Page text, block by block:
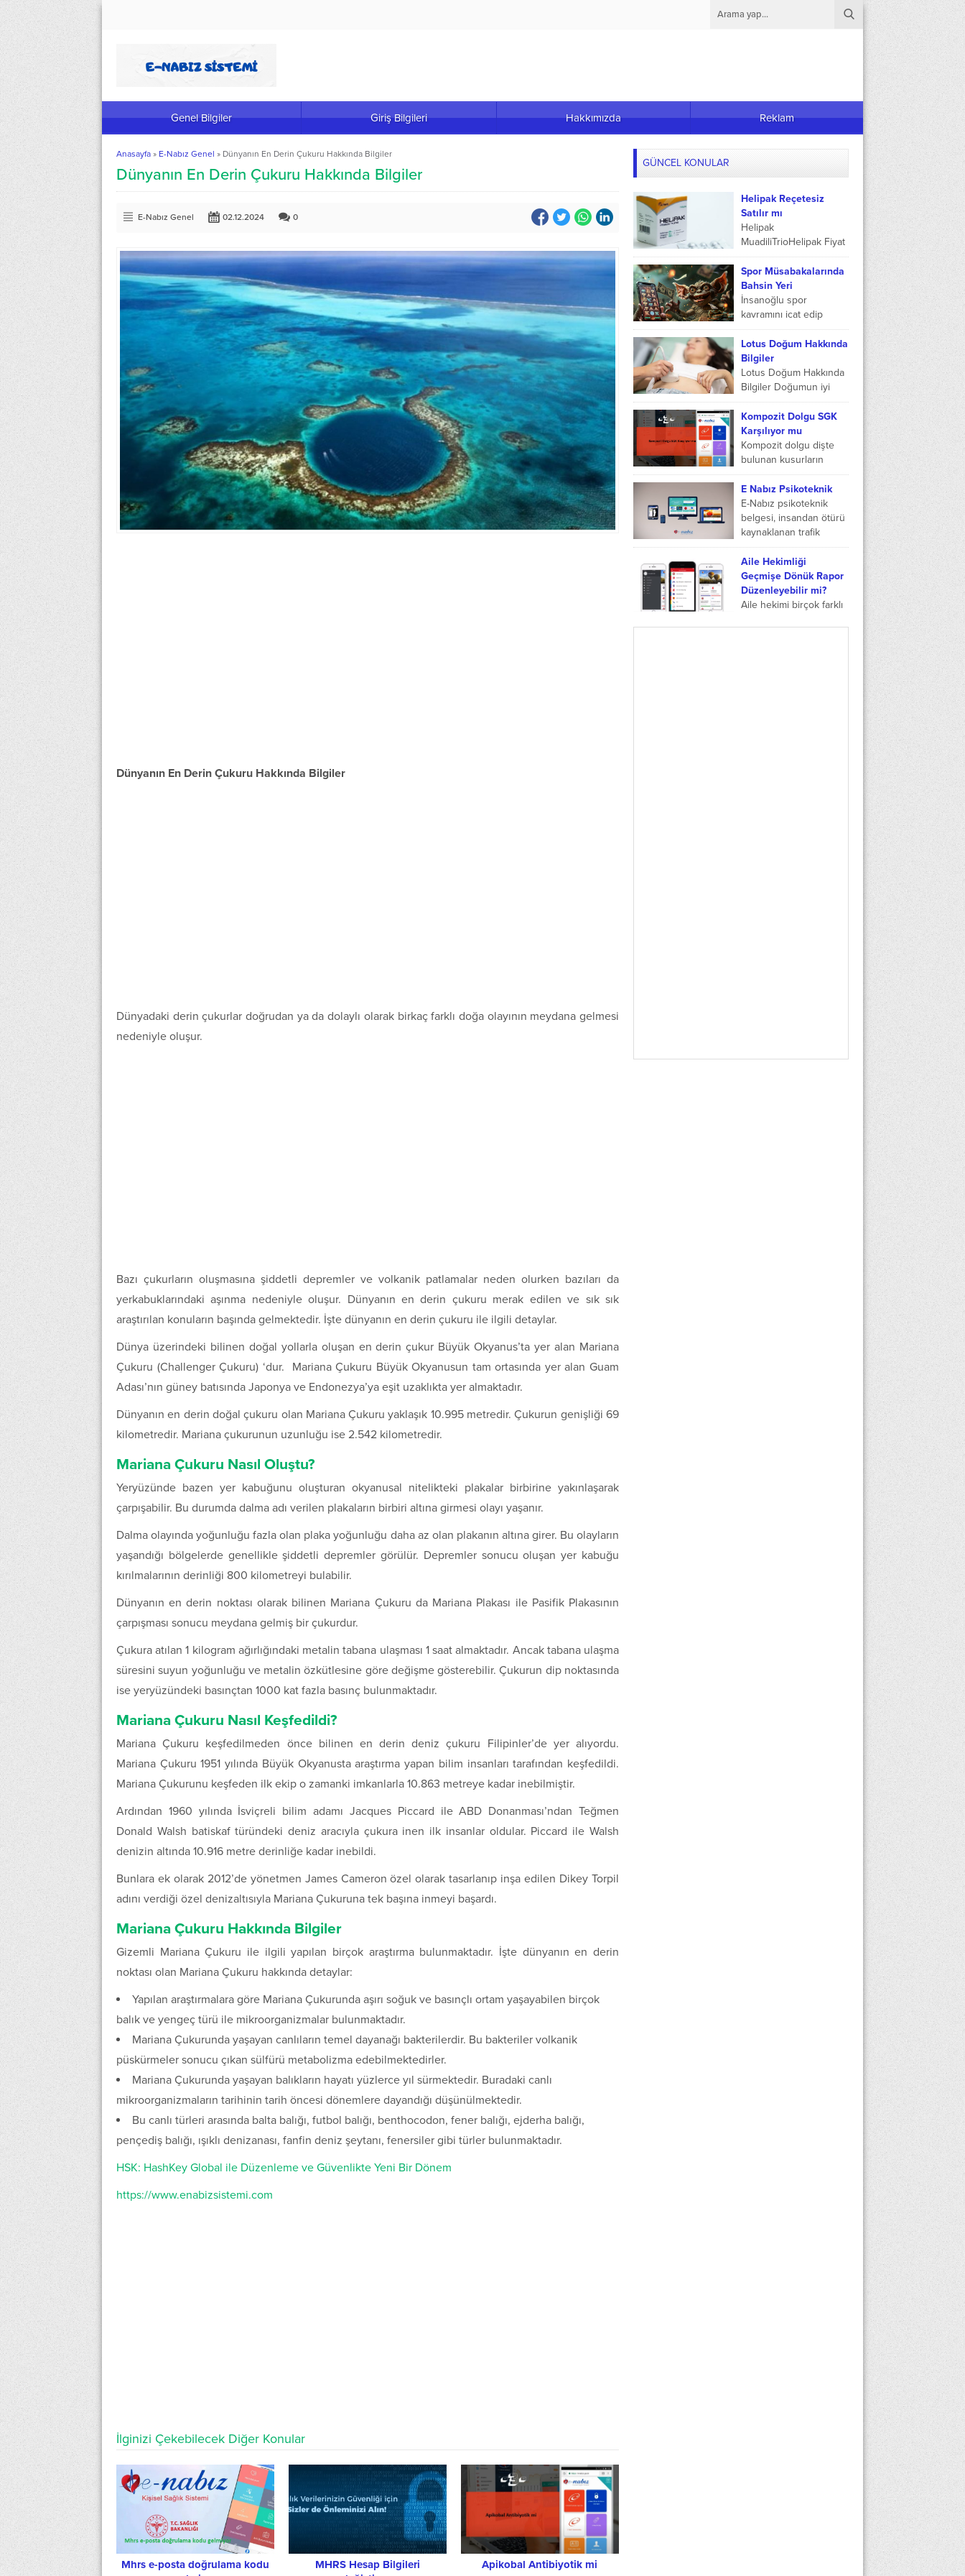
Genel Bilgiler Giriş Bilgileri Hakkımızda Reklam
Anasayfa » E-Nabız Genel » Dünyanın En Derin Çukuru Hakkında Bilgiler
Dünyanın En Derin Çukuru Hakkında Bilgiler
E-Nabız Genel 02.12.2024 0
Dünyanın En Derin Çukuru Hakkında Bilgiler
Dünyadaki derin çukurlar doğrudan ya da dolaylı olarak birkaç farklı doğa olayının meydana gelmesi
nedeniyle oluşur.
Bazı çukurların oluşmasına şiddetli depremler ve volkanik patlamalar neden olurken bazıları da
yerkabuklarındaki aşınma nedeniyle oluşur. Dünyanın en derin çukuru merak edilen ve sık sık
araştırılan konuların başında gelmektedir. İşte dünyanın en derin çukuru ile ilgili detaylar.
Dünya üzerindeki bilinen doğal yollarla oluşan en derin çukur Büyük Okyanus’ta yer alan Mariana
Çukuru (Challenger Çukuru) ‘dur. Mariana Çukuru Büyük Okyanusun tam ortasında yer alan Guam
Adası’nın güney batısında Japonya ve Endonezya’ya eşit uzaklıkta yer almaktadır.
Dünyanın en derin doğal çukuru olan Mariana Çukuru yaklaşık 10.995 metredir. Çukurun genişliği 69
kilometredir. Mariana çukurunun uzunluğu ise 2.542 kilometredir.
Mariana Çukuru Nasıl Oluştu?
Yeryüzünde bazen yer kabuğunu oluşturan okyanusal nitelikteki plakalar birbirine yakınlaşarak
çarpışabilir. Bu durumda dalma adı verilen plakaların birbiri altına girmesi olayı yaşanır.
Dalma olayında yoğunluğu fazla olan plaka yoğunluğu daha az olan plakanın altına girer. Bu olayların
yaşandığı bölgelerde genellikle şiddetli depremler görülür. Depremler sonucu oluşan yer kabuğu
kırılmalarının derinliği 800 kilometreyi bulabilir.
Dünyanın en derin noktası olarak bilinen Mariana Çukuru da Mariana Plakası ile Pasifik Plakasının
çarpışması sonucu meydana gelmiş bir çukurdur.
Çukura atılan 1 kilogram ağırlığındaki metalin tabana ulaşması 1 saat almaktadır. Ancak tabana ulaşma
süresini suyun yoğunluğu ve metalin özkütlesine göre değişme gösterebilir. Çukurun dip noktasında
ise yeryüzündeki basınçtan 1000 kat fazla basınç bulunmaktadır.
Mariana Çukuru Nasıl Keşfedildi?
Mariana Çukuru keşfedilmeden önce bilinen en derin deniz çukuru Filipinler’de yer alıyordu.
Mariana Çukuru 1951 yılında Büyük Okyanusta araştırma yapan bilim insanları tarafından keşfedildi.
Mariana Çukurunu keşfeden ilk ekip o zamanki imkanlarla 10.863 metreye kadar inebilmiştir.
Ardından 1960 yılında İsviçreli bilim adamı Jacques Piccard ile ABD Donanması’ndan Teğmen
Donald Walsh batiskaf türündeki deniz aracıyla çukura inen ilk insanlar oldular. Piccard ile Walsh
denizin altında 10.916 metre derinliğe kadar inebildi.
Bunlara ek olarak 2012’de yönetmen James Cameron özel olarak tasarlanıp inşa edilen Dikey Torpil
adını verdiği özel denizaltısıyla Mariana Çukuruna tek başına inmeyi başardı.
Mariana Çukuru Hakkında Bilgiler
Gizemli Mariana Çukuru ile ilgili yapılan birçok araştırma bulunmaktadır. İşte dünyanın en derin
noktası olan Mariana Çukuru hakkında detaylar:
Yapılan araştırmalara göre Mariana Çukurunda aşırı soğuk ve basınçlı ortam yaşayabilen birçok
balık ve yengeç türü ile mikroorganizmalar bulunmaktadır.
Mariana Çukurunda yaşayan canlıların temel dayanağı bakterilerdir. Bu bakteriler volkanik
püskürmeler sonucu çıkan sülfürü metabolizma edebilmektedirler.
Mariana Çukurunda yaşayan balıkların hayatı yüzlerce yıl sürmektedir. Buradaki canlı
mikroorganizmaların tarihinin tarih öncesi dönemlere dayandığı düşünülmektedir.
Bu canlı türleri arasında balta balığı, futbol balığı, benthocodon, fener balığı, ejderha balığı,
pençediş balığı, ışıklı denizanası, fanfin deniz şeytanı, fenersiler gibi türler bulunmaktadır.
HSK: HashKey Global ile Düzenleme ve Güvenlikte Yeni Bir Dönem
https://www.enabizsistemi.com
İlginizi Çekebilecek Diğer Konular
Mhrs e-posta doğrulama kodu
MHRS Hesap Bilgileri
Apikobal Antibiyotik mi
GÜNCEL KONULAR
Helipak Reçetesiz
Satılır mı
Helipak
MuadiliTrioHelipak Fiyat
2023166.51 TLBarkod
Numarası8699638224418Reçete
RengiBeyaz reçete ile
satılmaktadır Helipak alt
batın organı olan ince
bağırsak ve midede
oluşan bakterilerin...
Spor Müsabakalarında
Bahsin Yeri
İnsanoğlu spor
kavramını icat edip
kendi arasında
yarışmalar düzenlemeye
başladığından bu yana
bahis, sporun ayrılmaz
bir parçası olageldi.
Seyirciler arasında...
Lotus Doğum Hakkında
Bilgiler
Lotus Doğum Hakkında
Bilgiler Doğumun iyi
geçmesi anne ve bebek
için önemlidir. Sağlıklı bir
doğum herkesin
isteyeceği bir detaydır.
Son yıllarda...
Kompozit Dolgu SGK
Karşılıyor mu
Kompozit dolgu dişte
bulunan kusurların
giderilmesinde etkilidir.
Dişlerde bulunan çatlak,
çürük ve kırıklar diş
görüntüsü açısından
rahatsız edicidir.
Bununla birlikte...
E Nabız Psikoteknik
E-Nabız psikoteknik
belgesi, insandan ötürü
kaynaklanan trafik
kazalarını en aza
indirgemek, sürücü
trafikten çıktığı zaman
hız ve hafıza kontrolü
gibi...
Aile Hekimliği
Geçmişe Dönük Rapor
Düzenleyebilir mi?
Aile hekimi birçok farklı